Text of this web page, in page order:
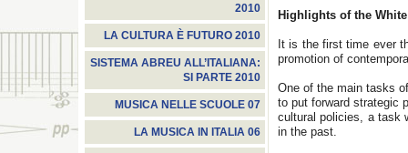
2010
LA CULTURA È FUTURO 2010
SISTEMA ABREU ALL’ITALIANA:
SI PARTE 2010
MUSICA NELLE SCUOLE 07
LA MUSICA IN ITALIA 06
Highlights of the
It is the first time ever
promotion of
One of the main tasks
to put forward strategic
cultural policies, a task
in the past.